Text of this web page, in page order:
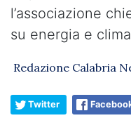
l’associazione
su energia e clima
Redazione Calabria
Twitter